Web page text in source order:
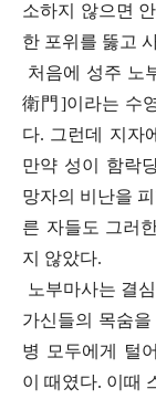
소하지 않으면
한 포위를 뚫고
처음에 성주 노
衛門]이라는 수
다. 그런데 지자
만약 성이 함락
망자의 비난을
른 자들도 그러
지 않았다.
노부마사는 결
가신들의 목숨
병 모두에게 털
이 때였다. 이때